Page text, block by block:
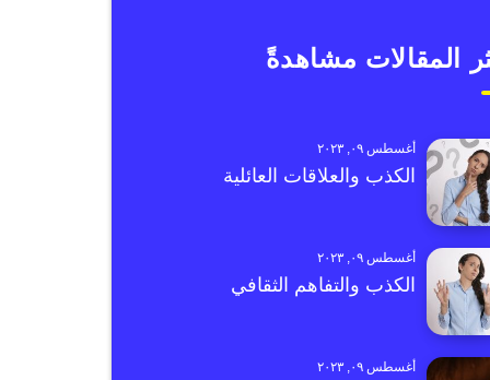
المقالات مشاهدةً
أغسطس ٠٩, ٢٠٢٣
الكذب والعلاقات العائلية
أغسطس ٠٩, ٢٠٢٣
الكذب والتفاهم الثقافي
أغسطس ٠٩, ٢٠٢٣